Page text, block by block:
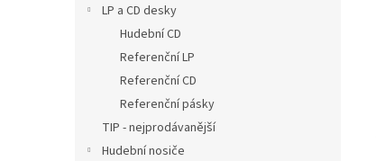
LP a CD desky
Hudební CD
Referenční LP
Referenční CD
Referenční pásky
TIP - nejprodávanější
Hudební nosiče